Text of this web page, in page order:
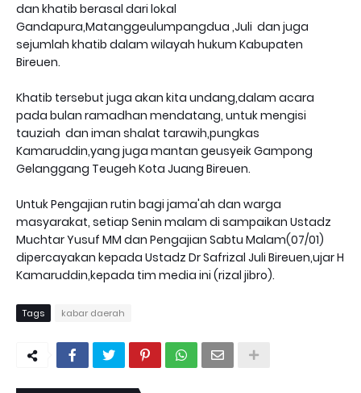
dan khatib berasal dari lokal
Gandapura,Matanggeulumpangdua ,Juli dan juga
sejumlah khatib dalam wilayah hukum Kabupaten
Bireuen.
Khatib tersebut juga akan kita undang,dalam acara
pada bulan ramadhan mendatang, untuk mengisi
tauziah dan iman shalat tarawih,pungkas
Kamaruddin,yang juga mantan geusyeik Gampong
Gelanggang Teugeh Kota Juang Bireuen.
Untuk Pengajian rutin bagi jama'ah dan warga
masyarakat, setiap Senin malam di sampaikan Ustadz
Muchtar Yusuf MM dan Pengajian Sabtu Malam(07/01)
dipercayakan kepada Ustadz Dr Safrizal Juli Bireuen,ujar H
Kamaruddin,kepada tim media ini (rizal jibro).
Tags kabar daerah